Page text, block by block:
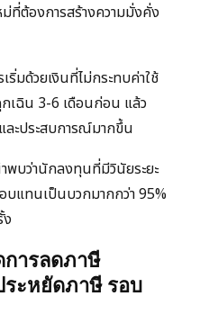
ที่ต้องการสร้างความมั่งคั่ง
ริ่มด้วยเงินที่ไม่กระทบค่าใช้
กเฉิน 3-6 เดือนก่อน แล้ว
ละประสบการณ์มากขึ้น
พบว่านักลงทุนที่มีวินัยระยะ
บแทนเป็นบวกมากกว่า 95%
การลดภาษี
ะหยัดภาษี รอบ